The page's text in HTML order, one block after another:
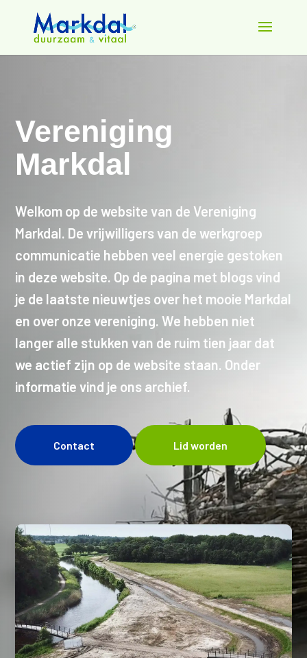
Vereniging
Markdal
Welkom op de website van de Vereniging
Markdal. De vrijwilligers van de werkgroep
communicatie hebben veel energie gestoken
in deze website. Op de pagina met blogs vind
je de laatste nieuwtjes over het mooie Markdal
en over onze vereniging. We hebben niet
langer alle stukken van de ruim tien jaar dat
we actief zijn op de website staan. Onder
informatie vind je ons archief.
Contact Lid worden